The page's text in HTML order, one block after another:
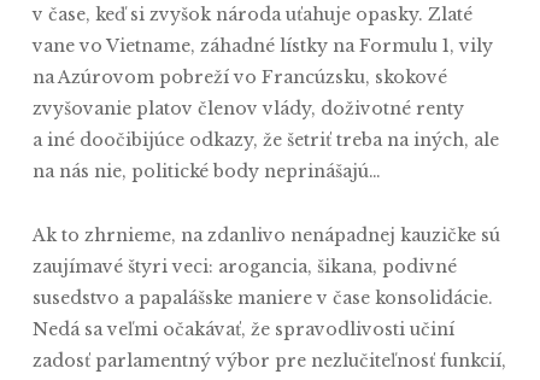
v čase, keď si zvyšok národa uťahuje opasky. Zlaté
vane vo Vietname, záhadné lístky na Formulu 1, vily
na Azúrovom pobreží vo Francúzsku, skokové
zvyšovanie platov členov vlády, doživotné renty
a iné doočibijúce odkazy, že šetriť treba na iných, ale
na nás nie, politické body neprinášajú…
Ak to zhrnieme, na zdanlivo nenápadnej kauzičke sú
zaujímavé štyri veci: arogancia, šikana, podivné
susedstvo a papalášske maniere v čase konsolidácie.
Nedá sa veľmi očakávať, že spravodlivosti učiní
zadosť parlamentný výbor pre nezlučiteľnosť funkcií,